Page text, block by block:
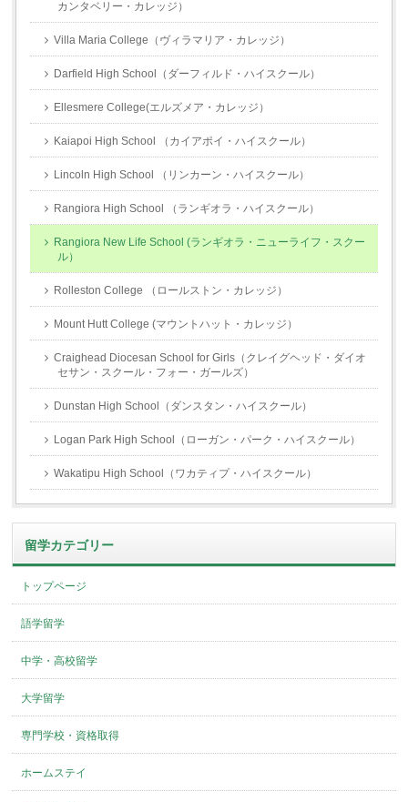
カンタベリー・カレッジ）
Villa Maria College（ヴィラマリア・カレッジ）
Darfield High School（ダーフィルド・ハイスクール）
Ellesmere College(エルズメア・カレッジ）
Kaiapoi High School （カイアポイ・ハイスクール）
Lincoln High School （リンカーン・ハイスクール）
Rangiora High School （ランギオラ・ハイスクール）
Rangiora New Life School (ランギオラ・ニューライフ・スクー
ル）
Rolleston College （ロールストン・カレッジ）
Mount Hutt College (マウントハット・カレッジ）
Craighead Diocesan School for Girls（クレイグヘッド・ダイオ
セサン・スクール・フォー・ガールズ）
Dunstan High School（ダンスタン・ハイスクール）
Logan Park High School（ローガン・パーク・ハイスクール）
Wakatipu High School（ワカティプ・ハイスクール）
留学カテゴリー
トップページ
語学留学
中学・高校留学
大学留学
専門学校・資格取得
ホームステイ